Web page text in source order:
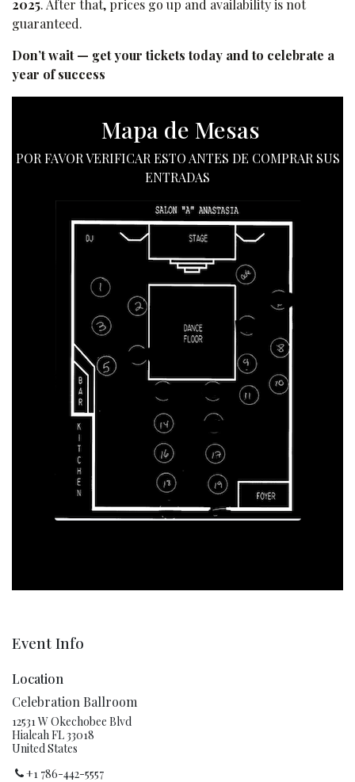
2025. After that, prices go up and availability is not
guaranteed.
Don’t wait — get your tickets today and to celebrate a
year of success
Mapa de Mesas
POR FAVOR VERIFICAR ESTO ANTES DE COMPRAR SUS
ENTRADAS
Event Info
Location
Celebration Ballroom
12531 W Okechobee Blvd
Hialeah FL 33018
United States
+1 786-442-5557